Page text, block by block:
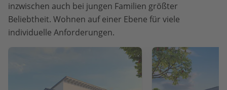
inzwischen auch bei jungen Familien größter
Beliebtheit. Wohnen auf einer Ebene für viele
individuelle Anforderungen.